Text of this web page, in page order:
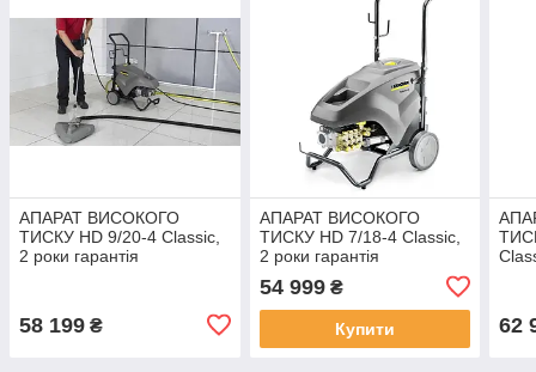
АПАРАТ ВИСОКОГО
ТИСКУ HD 9/20-4 Classic,
2 роки гарантія
58 199 ₴
АПАРАТ ВИСОКОГО
ТИСКУ HD 7/18-4 Classic,
2 роки гарантія
54 999₴
Купити 62